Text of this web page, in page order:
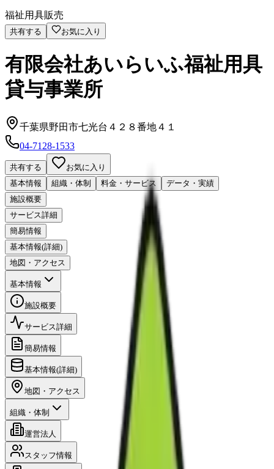
福祉用具販売
共有する お気に入り
有限会社あいらいふ福祉用具
貸与事業所
千葉県野田市七光台４２８番地４１
04-7128-1533
共有する
お気に入り
基本情報
組織・体制 料金・サービス
データ・実績
施設概要
サービス詳細
簡易情報
基本情報(詳細)
地図・アクセス
基本情報
施設概要
サービス詳細
簡易情報
基本情報(詳細)
地図・アクセス
組織・体制
運営法人
スタッフ情報